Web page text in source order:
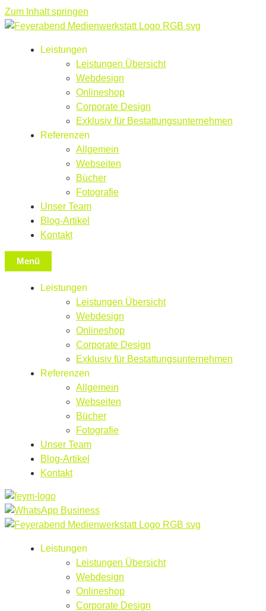
Zum Inhalt springen
Leistungen
Leistungen Übersicht
Webdesign
Onlineshop
Corporate Design
Exklusiv für Bestattungsunternehmen
Referenzen
Allgemein
Webseiten
Bücher
Fotografie
Unser Team
Blog-Artikel
Kontakt
Menü
Leistungen
Leistungen Übersicht
Webdesign
Onlineshop
Corporate Design
Exklusiv für Bestattungsunternehmen
Referenzen
Allgemein
Webseiten
Bücher
Fotografie
Unser Team
Blog-Artikel
Kontakt
Leistungen
Leistungen Übersicht
Webdesign
Onlineshop
Corporate Design